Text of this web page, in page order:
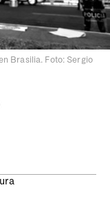
Brasilia. Foto: Sergio